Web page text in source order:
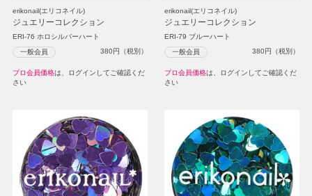
erikonail(エリコネイル)
ジュエリーコレクション
ERI-76 ホロシルバーハート
一般会員 380円（税別）
プロ会員価格は、ログインしてご確認くだ
さい
erikonail(エリコネイル)
ジュエリーコレクション
ERI-79 ブルーハート
一般会員 380円（税別）
プロ会員価格は、ログインしてご確認くだ
さい